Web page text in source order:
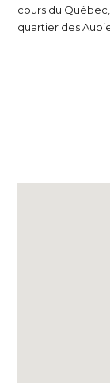
cours du
quartier des